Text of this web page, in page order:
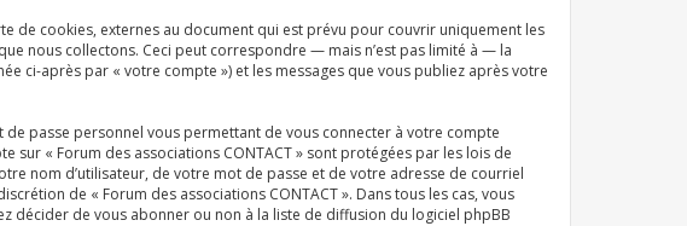
de cookies, externes au document qui est prévu pour couvrir uniquement les
nous collectons. Ceci peut correspondre — mais n’est pas limité à — la
ci-après par « votre compte ») et les messages que vous publiez après votre
passe personnel vous permettant de vous connecter à votre compte
« Forum des associations CONTACT » sont protégées par les lois de
nom d’utilisateur, de votre mot de passe et de votre adresse de courriel
de « Forum des associations CONTACT ». Dans tous les cas, vous
de vous abonner ou non à la liste de diffusion du logiciel phpBB